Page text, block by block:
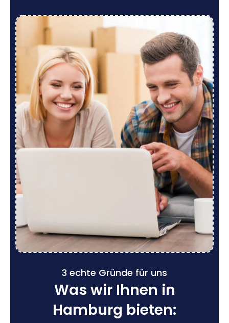
3 echte Gründe für uns
Was wir Ihnen in
Hamburg bieten: